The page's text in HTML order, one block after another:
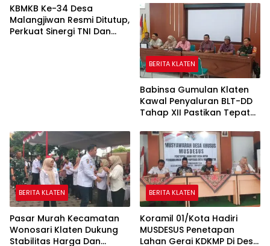
KBMKB Ke-34 Desa
Malangjiwan Resmi Ditutup,
Perkuat Sinergi TNI Dan
BERITA KLATEN
Babinsa Gumulan Klaten
Kawal Penyaluran BLT-DD
Tahap XII Pastikan Tepat
BERITA KLATEN
Pasar Murah Kecamatan
Wonosari Klaten Dukung
Stabilitas Harga Dan
BERITA KLATEN
Koramil 01/Kota Hadiri
MUSDESUS Penetapan
Lahan Gerai KDKMP Di Desa